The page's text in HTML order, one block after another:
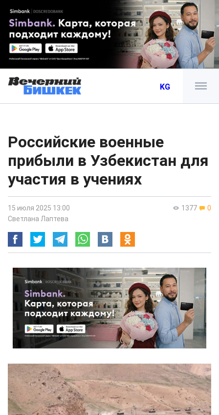
KG
Российские военные
прибыли в Узбекистан для
участия в учениях
1377 0
15 июля 2025 13:00
Светлана Лаптева